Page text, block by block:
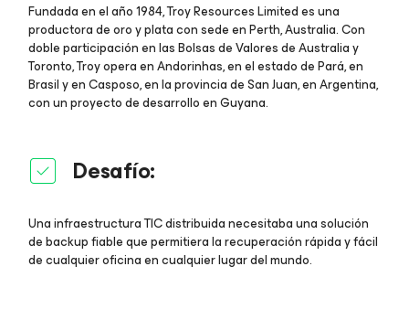
Fundada en el año 1984, Troy Resources Limited es una
productora de oro y plata con sede en Perth, Australia. Con
doble participación en las Bolsas de Valores de Australia y
Toronto, Troy opera en Andorinhas, en el estado de Pará, en
Brasil y en Casposo, en la provincia de San Juan, en Argentina,
con un proyecto de desarrollo en Guyana.
Desafío:
Una infraestructura TIC distribuida necesitaba una solución
de backup fiable que permitiera la recuperación rápida y fácil
de cualquier oficina en cualquier lugar del mundo.